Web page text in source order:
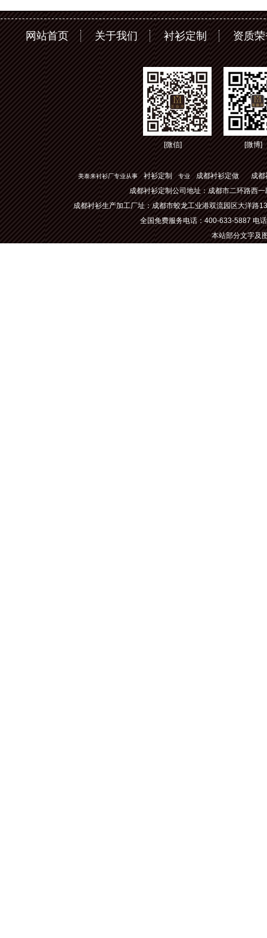
网站首页 关于我们 衬衫定制 资质
[微信] [微博]
美泰来衬衫厂专业从事 衬衫定制 专业 成都衬衫定做
成都
成都衬衫定制公司地址：成都市二环路西
成都衬衫生产加工厂址：成都市蛟龙工业港双流园区大洋
全国免费服务电话：400-633-5887 电
本站部分文字及